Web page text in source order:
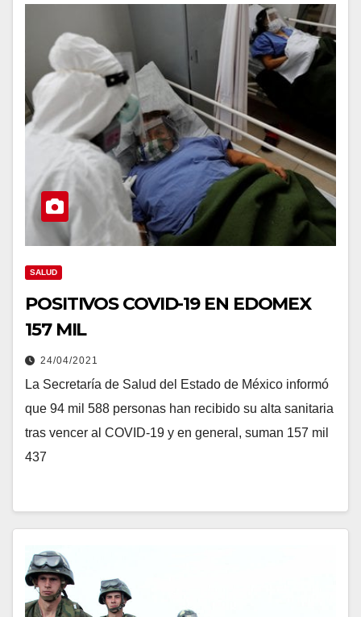
SALUD
POSITIVOS COVID-19 EN EDOMEX
157 MIL
24/04/2021
La Secretaría de Salud del Estado de México informó
que 94 mil 588 personas han recibido su alta sanitaria
tras vencer al COVID-19 y en general, suman 157 mil
437